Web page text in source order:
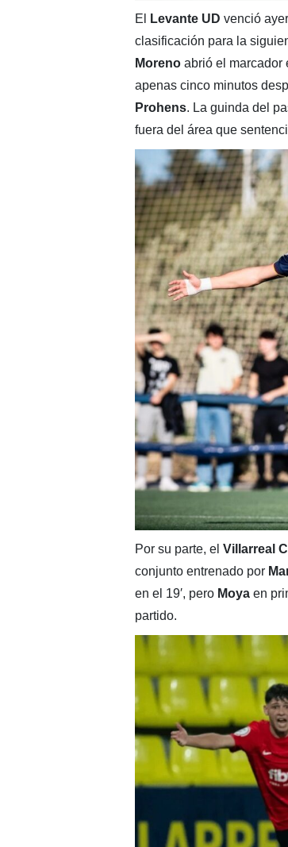
El Levante UD venció
clasificación para la
Moreno abrió el marcador
apenas cinco minutos
Prohens. La guinda del
fuera del área que
Por su parte, el Villarreal
conjunto entrenado por
en el 19′, pero Moya en
partido.